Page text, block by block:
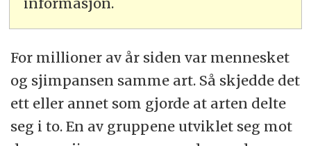
For millioner av år siden var mennesket
og sjimpansen samme art. Så skjedde det
ett eller annet som gjorde at arten delte
seg i to. En av gruppene utviklet seg mot